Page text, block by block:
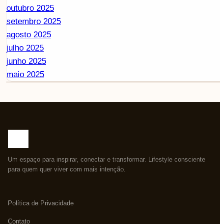
outubro 2025
setembro 2025
agosto 2025
julho 2025
junho 2025
maio 2025
Um espaço para inspirar, conectar e transformar. Lifestyle consciente
para quem quer viver com mais intenção.
Política de Privacidade
Contato